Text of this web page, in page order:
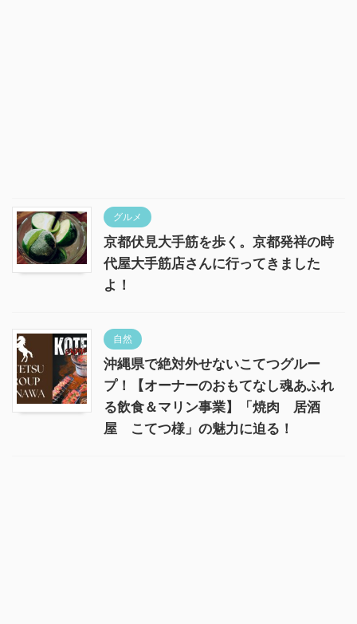
グルメ
京都伏見大手筋を歩く。京都発祥の時
代屋大手筋店さんに行ってきました
よ！
自然
沖縄県で絶対外せないこてつグルー
プ！【オーナーのおもてなし魂あふれ
る飲食＆マリン事業】「焼肉 居酒
屋 こてつ様」の魅力に迫る！